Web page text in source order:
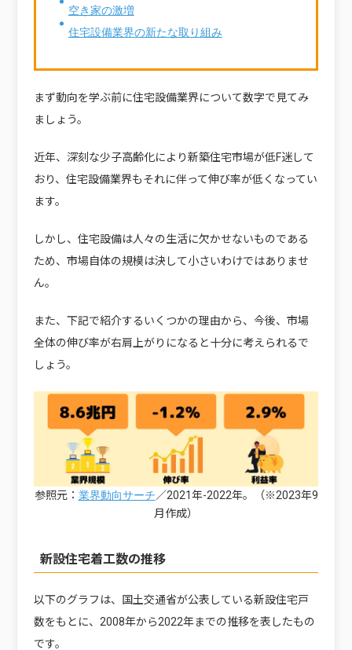
空き家の激増
住宅設備業界の新たな取り組み
まず動向を学ぶ前に住宅設備業界について数字で見てみ
ましょう。
近年、深刻な少子高齢化により新築住宅市場が低F迷して
おり、住宅設備業界もそれに伴って伸び率が低くなってい
ます。
しかし、住宅設備は人々の生活に欠かせないものである
ため、市場自体の規模は決して小さいわけではありませ
ん。
また、下記で紹介するいくつかの理由から、今後、市場
全体の伸び率が右肩上がりになると十分に考えられるで
しょう。
参照元： 業界動向サーチ ／2021年-2022年。（※2023年9
月作成）
新設住宅着工数の推移
以下のグラフは、国土交通省が公表している新設住宅戸
数をもとに、2008年から2022年までの推移を表したもの
です。